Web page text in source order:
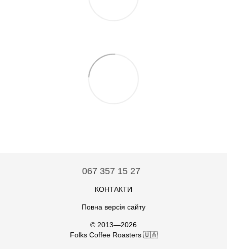
067 357 15 27
КОНТАКТИ
Повна версія сайту
© 2013—2026
Folks Coffee Roasters 🇺🇦